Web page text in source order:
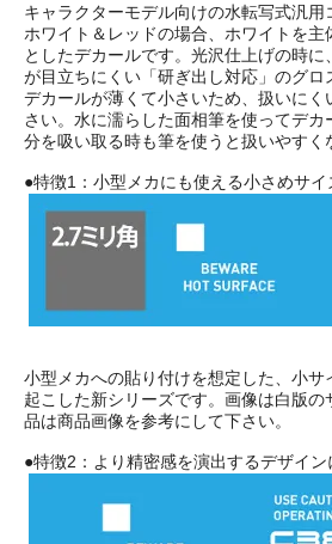
キャラクターモデル向けの水転写式汎用
ホワイト＆レッドの場合、ホワイトを主
としたデカールです。光沢仕上げの時に
が目立ちにくい「研ぎ出し対応」のグロ
デカールが薄くて小さいため、扱いに
さい。水に濡らした面相筆を使ってデカ
分を吸い取る時も筆を使うと扱いやすく
●特徴1：小型メカにも使える小さめサイ
小型メカへの貼り付けを想定した、小サ
起こした新シリーズです。画像は白版の
品は商品画像を参考にして下さい。
●特徴2：より精密感を演出するデザイン